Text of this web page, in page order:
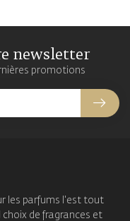
newsletter
promotions
les parfums l'est tout
de fragrances et